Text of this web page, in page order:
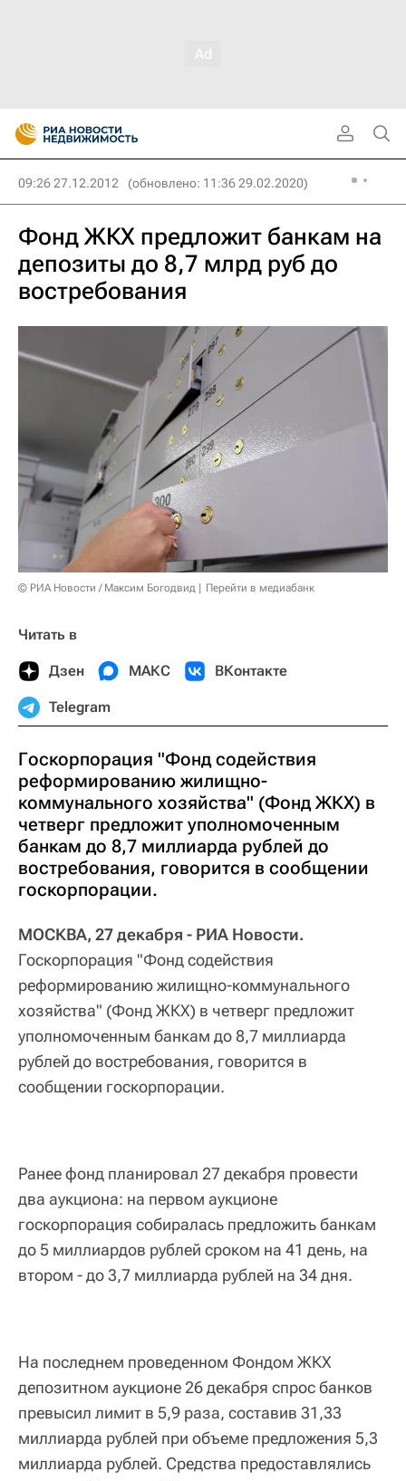
09:26 27.12.2012 (обновлено: 11:36 29.02.2020)
Фонд ЖКХ предложит банкам на
депозиты до 8,7 млрд руб до
востребования
© РИА Новости / Максим Богодвид Перейти в медиабанк
Читать в
Дзен МАКС ВКонтакте
Telegram
Госкорпорация "Фонд содействия
реформированию жилищно-
коммунального хозяйства" (Фонд ЖКХ) в
четверг предложит уполномоченным
банкам до 8,7 миллиарда рублей до
востребования, говорится в сообщении
госкорпорации.
МОСКВА, 27 декабря - РИА Новости.
Госкорпорация "Фонд содействия
реформированию жилищно-коммунального
хозяйства" (Фонд ЖКХ) в четверг предложит
уполномоченным банкам до 8,7 миллиарда
рублей до востребования, говорится в
сообщении госкорпорации.
Ранее фонд планировал 27 декабря провести
два аукциона: на первом аукционе
госкорпорация собиралась предложить банкам
до 5 миллиардов рублей сроком на 41 день, на
втором - до 3,7 миллиарда рублей на 34 дня.
На последнем проведенном Фондом ЖКХ
депозитном аукционе 26 декабря спрос банков
превысил лимит в 5,9 раза, составив 31,33
миллиарда рублей при объеме предложения 5,3
миллиарда рублей. Средства предоставлялись